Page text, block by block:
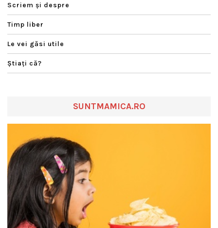
Scriem şi despre
Timp liber
Le vei găsi utile
Ştiaţi că?
SUNTMAMICA.RO